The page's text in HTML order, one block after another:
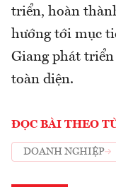
triển, hoàn
hướng tới mục
Giang phát triển
toàn diện.
ĐỌC BÀI THEO
DOANH NGHIỆP